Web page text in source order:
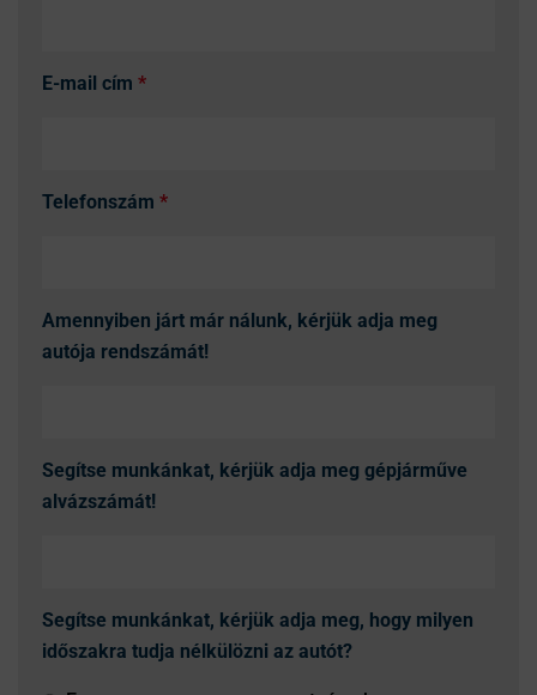
E-mail cím *
Telefonszám *
Amennyiben járt már nálunk, kérjük adja meg
autója rendszámát!
Segítse munkánkat, kérjük adja meg gépjárműve
alvázszámát!
Segítse munkánkat, kérjük adja meg, hogy milyen
időszakra tudja nélkülözni az autót?